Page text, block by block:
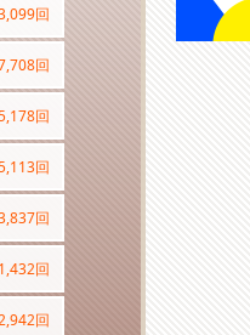
回
回
回
回
回
回
回